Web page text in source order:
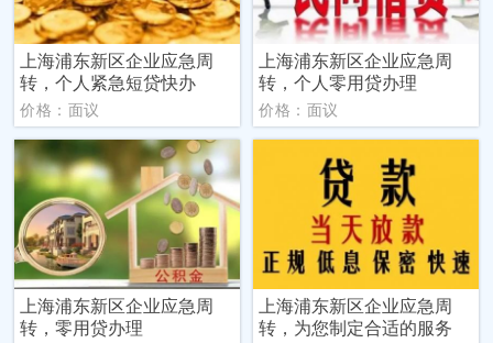
上海浦东新区企业应急周
转，个人紧急短贷快办
价格：面议
上海浦东新区企业应急周
转，个人零用贷办理
价格：面议
上海浦东新区企业应急周
转，零用贷办理
上海浦东新区企业应急周
转，为您制定合适的服务